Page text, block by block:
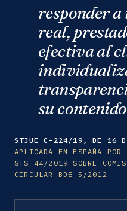
responder
real,
efectiva al
su
STJUE C-224/19, DE 16
APLICADA EN ESPAÑA
STS 44/2019 SOBRE
CIRCULAR BDE 5/2012